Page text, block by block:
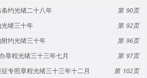
约光绪二十八年
90
绪三十年
92
约光绪三十年
96
章程光绪三十三年七月
97
专照章程光绪三十三年十二月
102